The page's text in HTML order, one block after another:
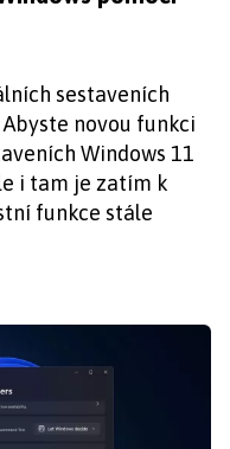
sestaveních
novou funkci
Windows 11
i tam je zatím k
funkce stále